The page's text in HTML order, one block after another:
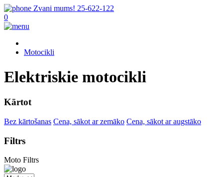
Zvani mums! 25-622-122
0
Motocikli
Elektriskie motocikli
Kārtot
Bez kārtošanas Cena, sākot ar zemāko Cena, sākot ar augstāko
Filtrs
Moto Filtrs